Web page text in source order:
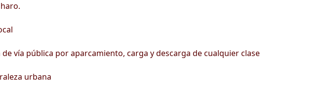
vía pública por aparcamiento, carga y descarga de cualquier clase
urbana